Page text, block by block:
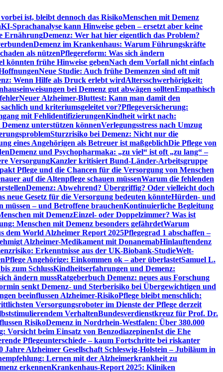
ist, bleibt dennoch das RisikoMenschen mit Demenz
KI-Sprachanalyse kann Hinweise geben – ersetzt aber keine
ErnährungDemenz: Wer hat hier eigentlich das Problem?
Demenz im Krankenhaus: Warum Führungskräfte
als nützenPflegereform: Was sich ändern
könnten frühe Hinweise gebenNach dem Vorfall nicht einfach
Neue Studie: Auch frühe Demenzen sind oft mit
Wenn Hilfe als Druck erlebt wirdAltersschwerhörigkeit:
bei Demenz gut abwägen solltenEmpathisch
Neuer Alzheimer-Bluttest: Kann man damit den
und kriteriumsgeleitet vor?Pflegeversicherung:
mit FehlidentifizierungenKindheit wirkt nach:
unterstützen könnenVerlegungsstress nach Umzug
Sturzrisiko bei Demenz: Nicht nur die
eines Angehörigen als Betreuer ist maßgeblichDie Pflege von
Demenz und Psychopharmaka: „zu viel“ ist oft „zu lang“ –
VersorgungKanzler kritisiert Bund-Länder-Arbeitsgruppe
Pflege und die Chancen für die Versorgung von Menschen
auf die Altenpflege schauen müssenWarum die fehlenden
Demenz: Abwehrend? Übergriffig? Oder vielleicht doch
neue Gesetz für die Versorgung bedeuten könnteHürden- und
– und Betroffene brauchenKontinuierliche Begleitung
mit DemenzEinzel- oder Doppelzimmer? Was ist
Menschen mit Demenz besonders gefährdetWarum
dem World Alzheimer Report 2025Pflegegrad 1 abschaffen –
Alzheimer-Medikament mit DonanemabHinlauftendenz
Erkenntnisse aus der UK-Biobank-StudieWelt-
Pflege Angehörige: Einkommen ok – aber überlastetSamuel L.
zum SchlussKindheitserfahrungen und Demenz:
ändern mussRatgeberbuch Demenz: neues aus Forschung
senkt Demenz- und Sterberisiko bei Übergewichtigen und
beeinflussen Alzheimer-RisikoPflege bleibt menschlich:
Versorgungsroboter im Dienste der Pflege derzeit
VerhaltenBundesverdienstkreuz für Prof. Dr.
RisikoDemenz in Nordrhein-Westfalen: Über 380.000
Vorsicht beim Einsatz von BenzodiazepinenIst die Ehe
Pflegeunterschiede – kaum Fortschritte bei riskanter
Jahre Alzheimer Gesellschaft Schleswig-Holstein – Jubiläum in
Lernen mit der Alzheimerkrankheit zu
erkennenKrankenhaus-Report 2025: Kliniken